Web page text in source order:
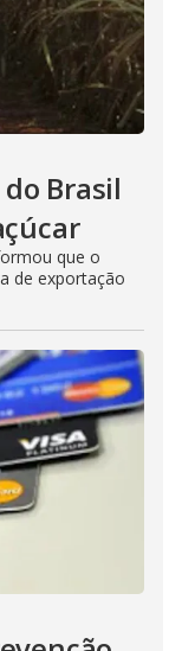
Brasil
que o
de exportação